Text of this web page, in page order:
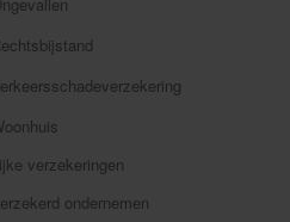
verzekeringen
ondernemen